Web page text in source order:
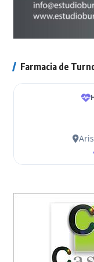
Farmacia de